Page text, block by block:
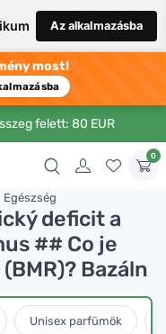
Az alkalmazásba
most!
felett: 80 EUR
0
Egészség
deficit a
## Co je
Bazáln
Unisex parfümök